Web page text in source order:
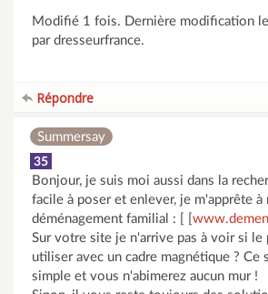
Modifié 1 fois. Dernière modification
par dresseurfrance.
Répondre
Summersay
35
Bonjour, je suis moi aussi dans la
facile à poser et enlever, je m'apprête à
déménagement familial : [ [
Sur votre site je n'arrive pas à voir si le
utiliser avec un cadre magnétique ? Ce
simple et vous n'abimerez aucun mur !